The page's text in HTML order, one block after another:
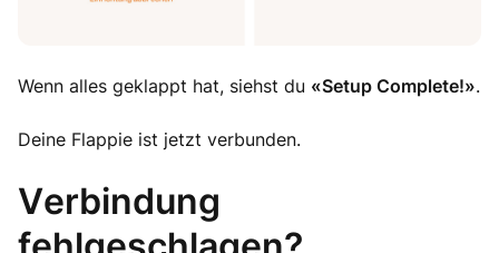
Wenn alles geklappt hat, siehst du «Setup Complete!».
Deine Flappie ist jetzt verbunden.
Verbindung